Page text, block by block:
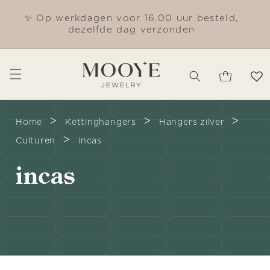
naar de
✨ Op werkdagen voor 16.00 uur besteld,
dezelfde dag verzonden
Winkelwagen
Home > Kettinghangers > Hangers zilver >
Culturen > incas
C
incas